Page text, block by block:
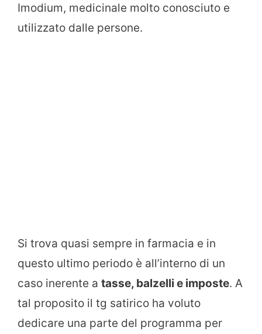
Imodium, medicinale molto conosciuto e
utilizzato dalle persone.
Si trova quasi sempre in farmacia e in
questo ultimo periodo è all’interno di un
caso inerente a tasse, balzelli e imposte. A
tal proposito il tg satirico ha voluto
dedicare una parte del programma per